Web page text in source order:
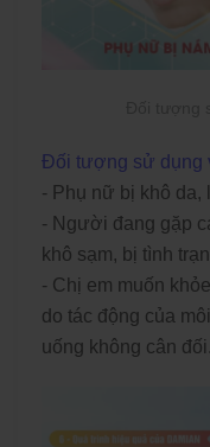
Đối tượng sử dụng
- Phụ nữ bị khô da,
- Người đang gặp
khô sạm, bị tình
- Chị em muốn
do tác động của
uống không cân đối.